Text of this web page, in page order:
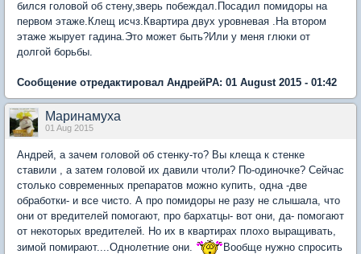
бился головой об стену,зверь побеждал.Посадил помидоры на
первом этаже.Клещ исчз.Квартира двух уровневая .На втором
этаже жырует гадина.Это может быть?Или у меня глюки от
долгой борьбы.
Сообщение отредактировал АндрейРА: 01 August 2015 - 01:42
Маринамуха
01 Aug 2015
Андрей, а зачем головой об стенку-то? Вы клеща к стенке
ставили , а затем головой их давили чтоли? По-одиночке? Сейчас
столько современных препаратов можно купить, одна -две
обработки- и все чисто. А про помидоры не разу не слышала, что
они от вредителей помогают, про бархатцы- вот они, да- помогают
от некоторых вредителей. Но их в квартирах плохо выращивать,
зимой помирают....Однолетние они.
Вообще нужно спросить